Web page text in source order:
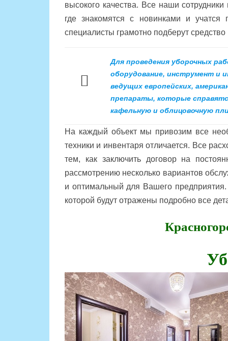
высокого качества. Все наши
где знакомятся с новинками и
специалисты грамотно подберут
Для проведения уборочных
оборудование, инструмент и
ведущих европейских,
препараты, которые
кафельную и облицовочную
На каждый объект мы привозим все
техники и инвентаря отличается. Все
тем, как заключить договор на
рассмотрению несколько вариантов
и оптимальный для Вашего
которой будут отражены подробно все